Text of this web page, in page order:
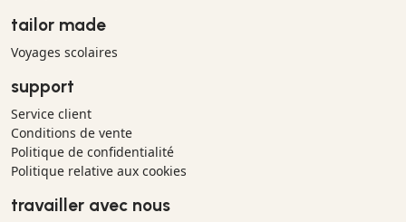
tailor made
Voyages scolaires
support
Service client
Conditions de vente
Politique de confidentialité
Politique relative aux cookies
travailler avec nous